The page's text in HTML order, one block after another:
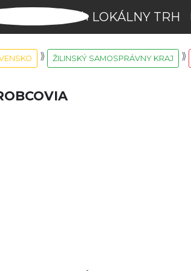
LOKÁLNY TRH
ŽILINSKÝ SAMOSPRÁVNY KRAJ